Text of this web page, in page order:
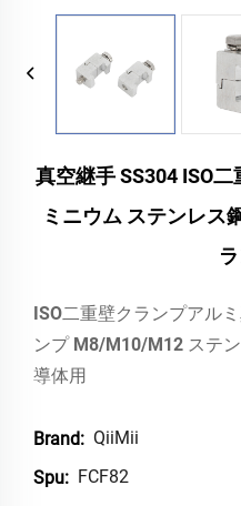
真空継手 SS304 ISO
ミニウム ステンレス
ISO二重壁クランプアル
ンプ M8/M10/M12 ステ
導体用
Brand: QiiMii
Spu: FCF82